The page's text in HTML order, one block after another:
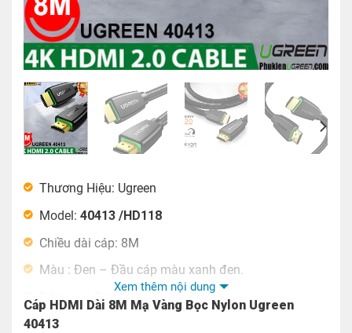
Thương Hiệu: Ugreen
Model: 40413 /HD118
Chiều dài cáp: 8M
Màu : Đen – Đầu cáp màu xanh đen.
Dây cáp : Dạng tròn bọc lưới.
Tính Năng: Truyền hình ảnh từ máy tính, đầu DVD,
Xem thêm nội dung
Cáp HDMI Dài 8M Mạ Vàng Bọc Nylon Ugreen
40413